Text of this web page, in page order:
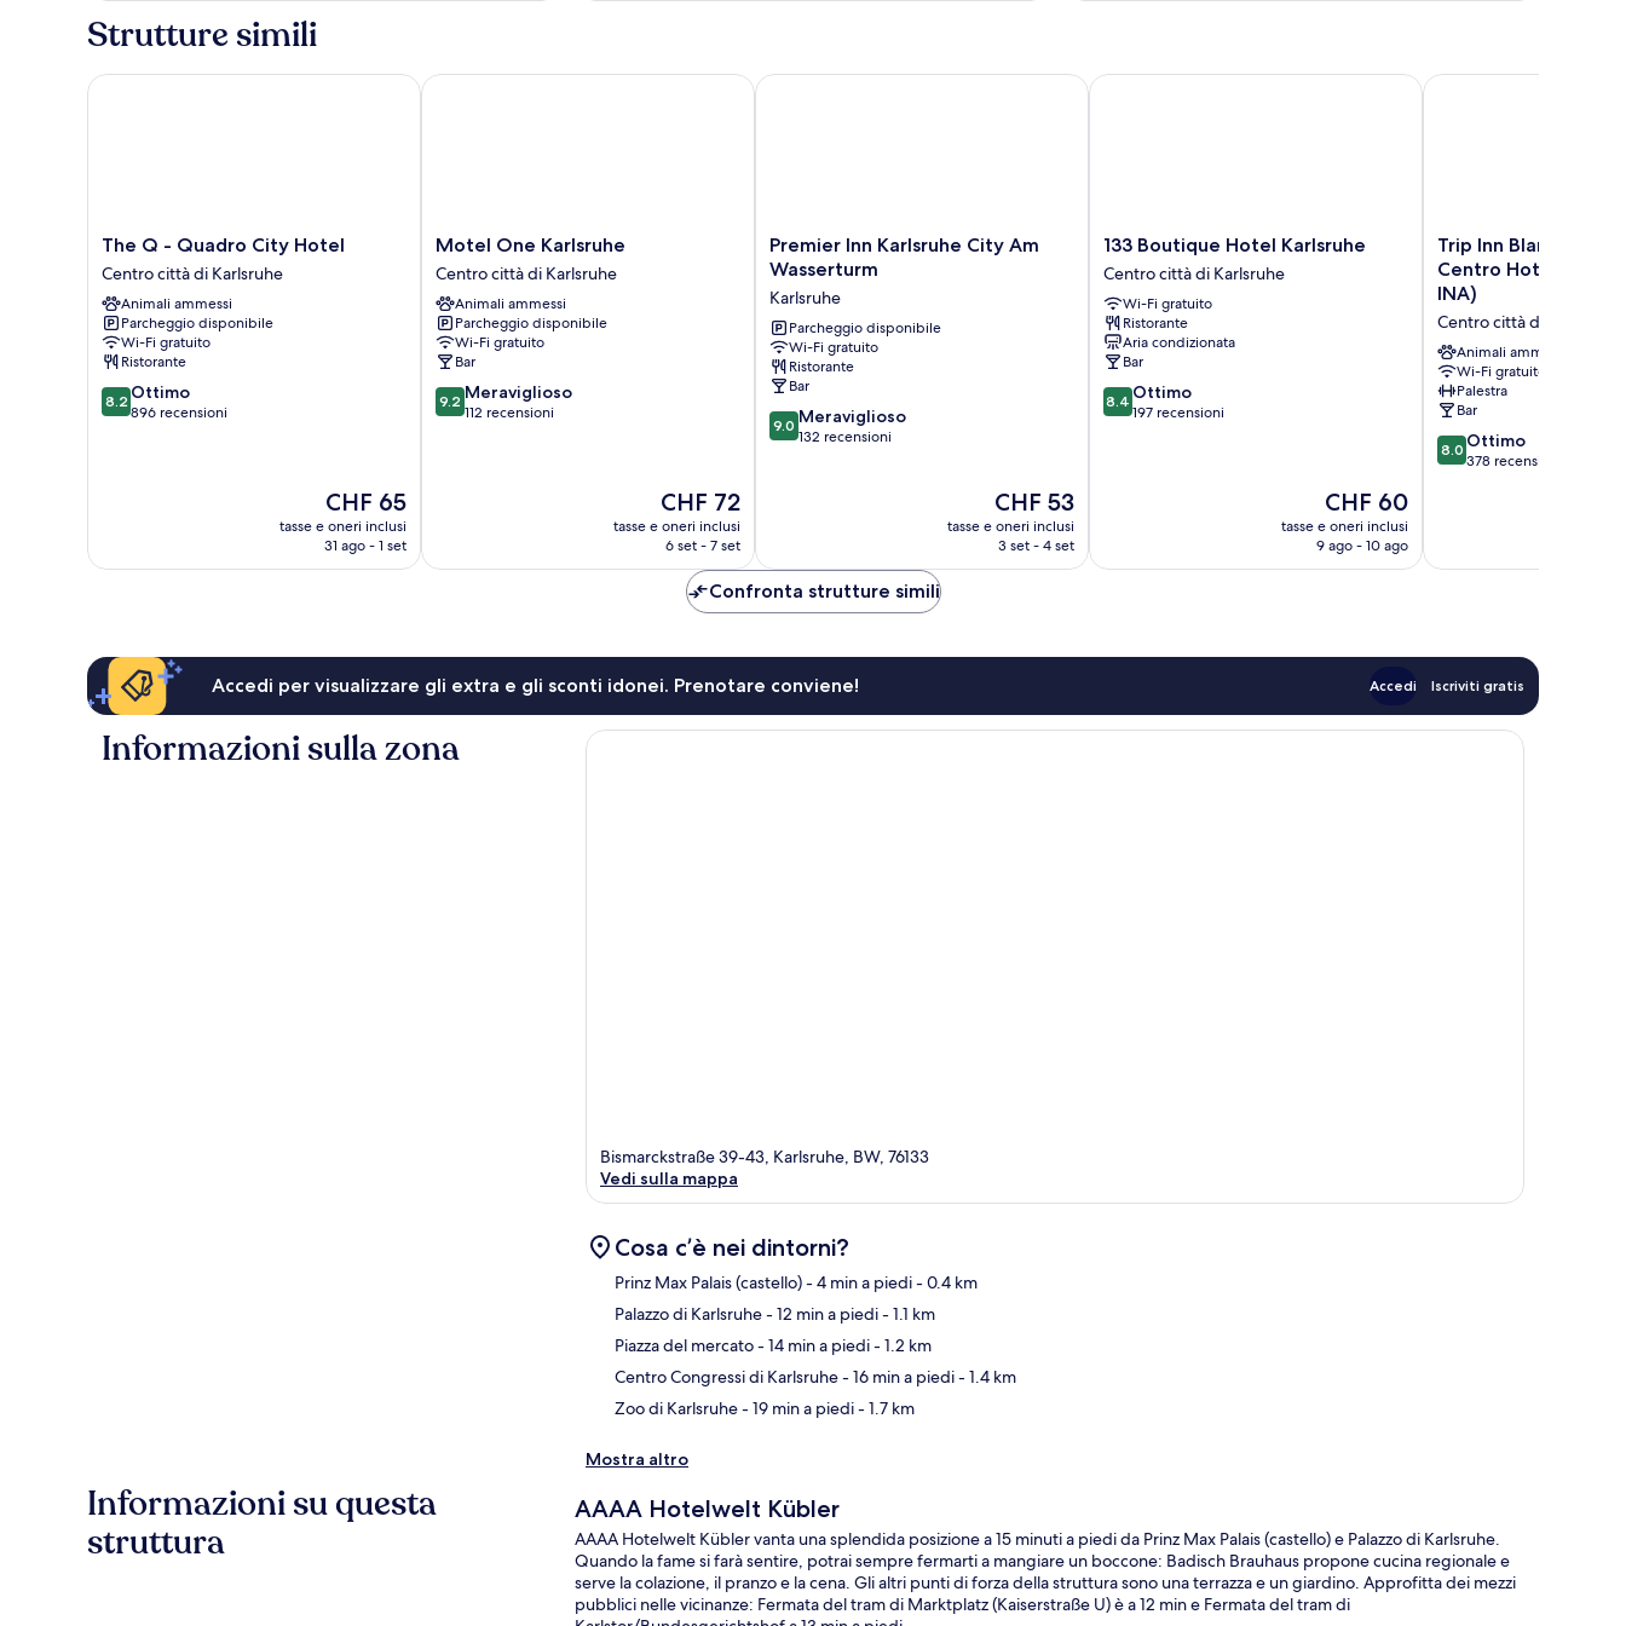
Strutture simili
The
Q
-
Quadro
City
Hotel
Centro
città
di
The Q - Quadro City Hotel
Centro città di Karlsruhe
Animali ammessi
Parcheggio disponibile
Wi-Fi gratuito
Ristorante
8.2
su
8.2 Ottimo
896 recensioni
Il
prezzo
attuale
CHF 65
tasse e oneri inclusi
31 ago - 1 set
The Q - Quadro City Hotel
Motel
One
Karlsruhe
Centro
città
di
Karlsruhe
Motel One Karlsruhe
Centro città di Karlsruhe
Animali ammessi
Parcheggio disponibile
Wi-Fi gratuito
Bar
9.2
su
9.2 Meraviglioso
112 recensioni
Il
prezzo
attuale
CHF 72
CHF 72
tasse e oneri inclusi
6 set - 7 set
Motel One Karlsruhe
Premier
Inn
City
Am
Wasserturm
Karlsruhe
Premier Inn Karlsruhe City Am
Wasserturm
Karlsruhe
Parcheggio disponibile
Wi-Fi gratuito
Ristorante
Bar
9.0
su
9.0 Meraviglioso
132 recensioni
Il
prezzo
attuale
CHF 53
tasse e oneri inclusi
3 set - 4 set
Premier Inn Karlsruhe City Am Wasserturm
133
Boutique
Hotel
Karlsruhe
Centro
città
di
Karlsruhe
133 Boutique Hotel Karlsruhe
Centro città di Karlsruhe
Wi-Fi gratuito
Ristorante
Aria condizionata
Bar
8.4
su
8.4 Ottimo
197 recensioni
Il
prezzo
attuale
CHF 60
tasse e oneri inclusi
9 ago - 10 ago
133 Boutique Hotel Karlsruhe
Trip
Inn
Blankenburg
(ehemals
Centro
Hotel
Blankenburg
by
INA)
Centro
città
Trip Inn
Centro Hotel
INA)
Centro città di Karlsruhe
Animali ammessi
Wi-Fi gratuito
Palestra
Bar
8.0
su
8.0 Ottimo
378 recensioni
Trip Inn Blankenburg
Confronta strutture simili
Accedi per visualizzare gli extra e gli sconti idonei. Prenotare conviene! Accedi Iscriviti gratis
Informazioni sulla zona
Bismarckstraße 39-43, Karlsruhe, BW, 76133
Vedi sulla mappa
Cosa c’è nei dintorni?
Prinz Max Palais (castello)- 4 min a piedi- 0.4 km
Palazzo di Karlsruhe- 12 min a piedi- 1.1 km
Piazza del mercato- 14 min a piedi- 1.2 km
Centro Congressi di Karlsruhe- 16 min a piedi- 1.4 km
Zoo di Karlsruhe- 19 min a piedi- 1.7 km
Mostra altro
Informazioni su questa
struttura
AAAA Hotelwelt Kübler
AAAA Hotelwelt Kübler vanta una splendida posizione a 15 minuti a piedi da Prinz Max Palais (castello) e Palazzo di Karlsruhe.
Quando la fame si farà sentire, potrai sempre fermarti a mangiare un boccone: Badisch Brauhaus propone cucina regionale e
serve la colazione, il pranzo e la cena. Gli altri punti di forza della struttura sono una terrazza e un giardino. Approfitta dei mezzi
pubblici nelle vicinanze: Fermata del tram di Marktplatz (Kaiserstraße U) è a 12 min e Fermata del tram di